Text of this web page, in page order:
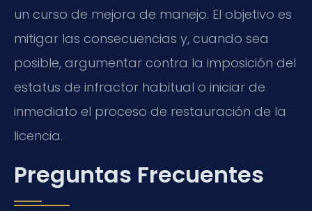
un curso de mejora de manejo. El objetivo es
mitigar las consecuencias y, cuando sea
posible, argumentar contra la imposición del
estatus de infractor habitual o iniciar de
inmediato el proceso de restauración de la
licencia.
Preguntas Frecuentes